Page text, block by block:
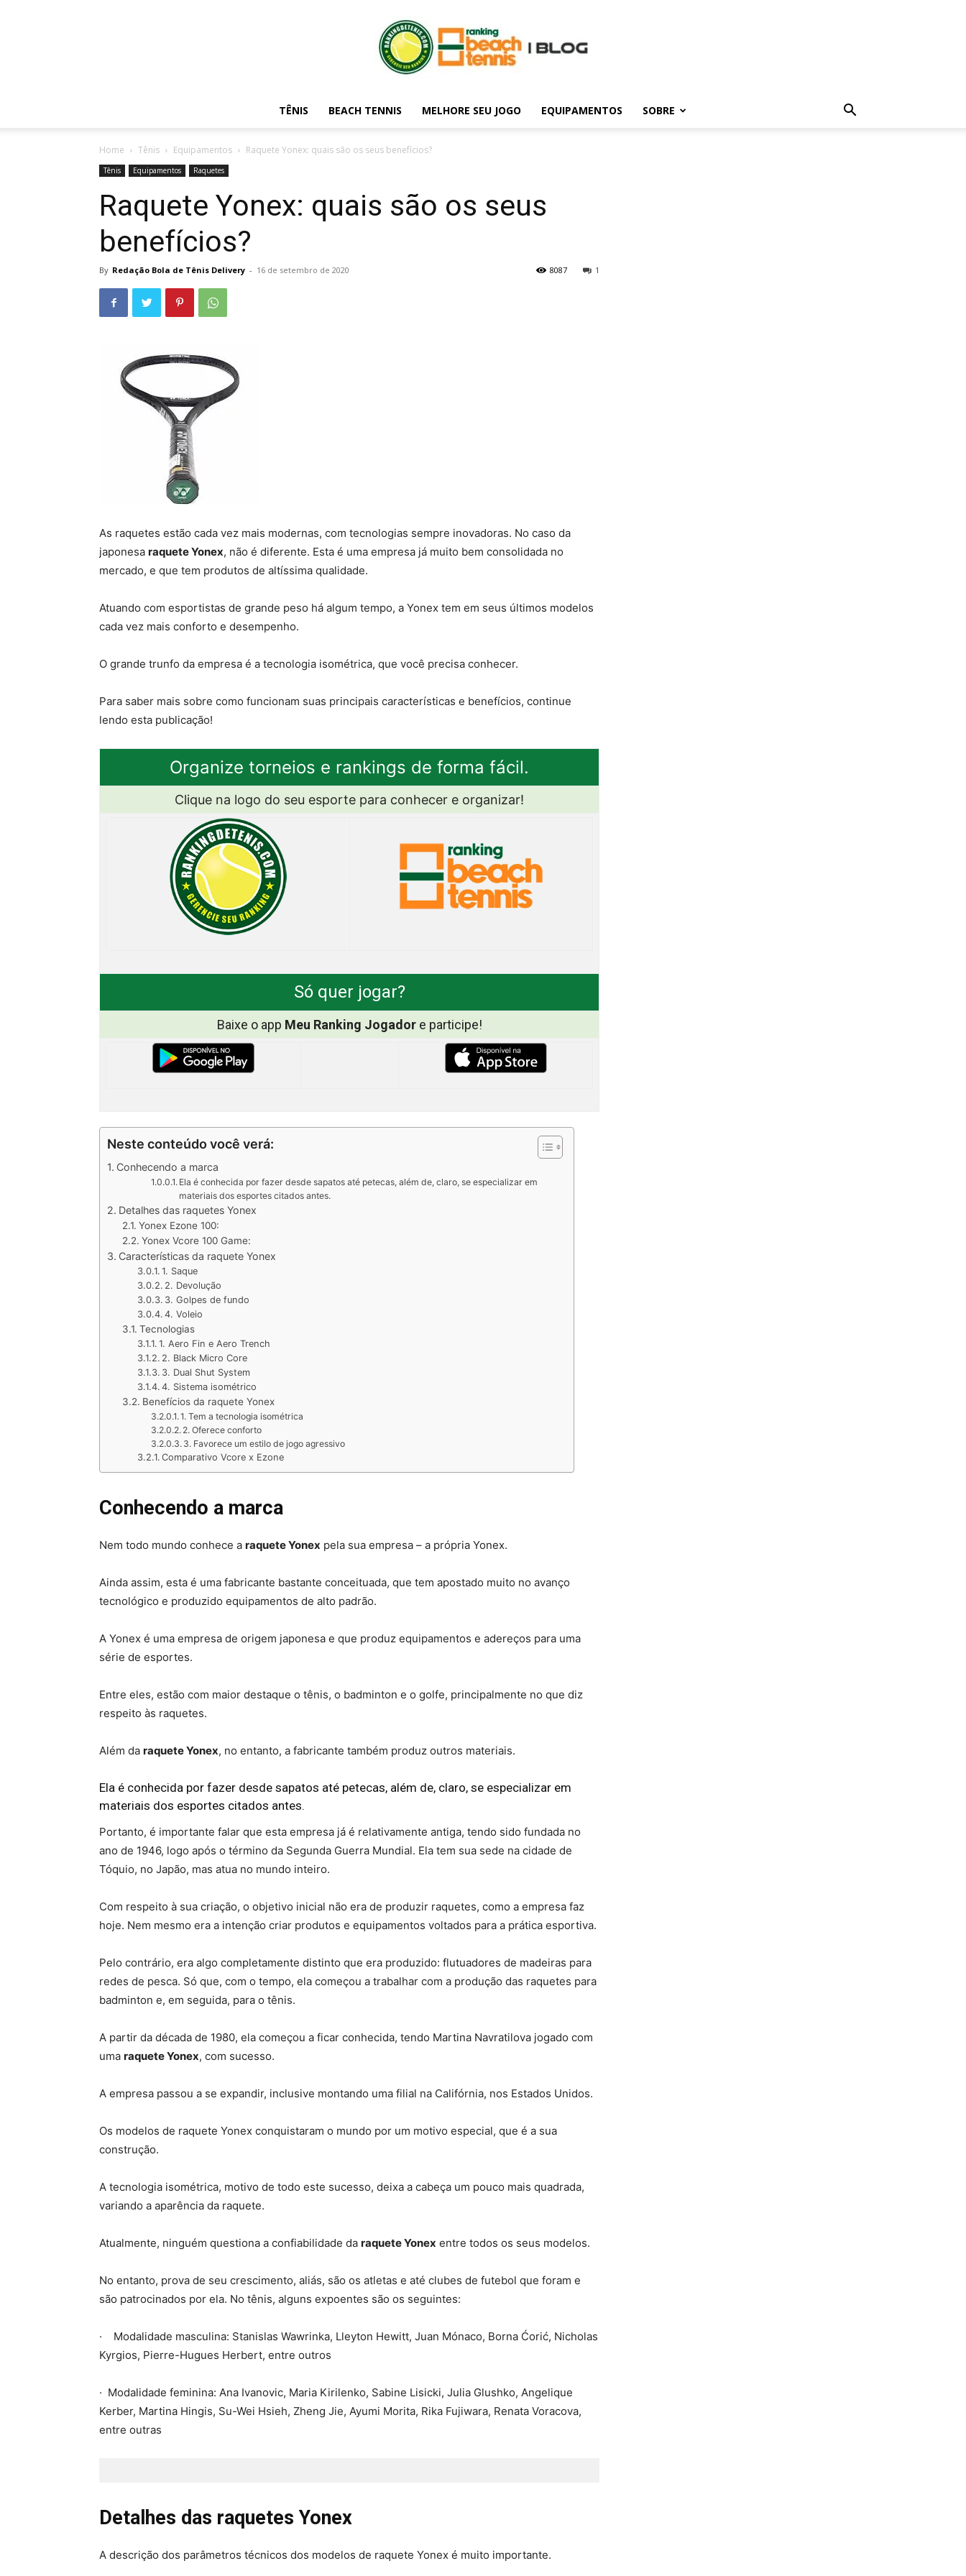
do
TÊNIS BEACH TENNIS MELHORE SEU JOGO EQUIPAMENTOS SOBRE
Home Tênis Equipamentos Raquete Yonex: quais são os seus benefícios?
Tênis Equipamentos Raquetes
Raquete Yonex: quais são os seus
benefícios?
By Redação Bola de Tênis Delivery - 16 de setembro de 2020 1
8087
As raquetes estão cada vez mais modernas, com tecnologias sempre inovadoras. No caso da
japonesa raquete Yonex, não é diferente. Esta é uma empresa já muito bem consolidada no
mercado, e que tem produtos de altíssima qualidade.
Atuando com esportistas de grande peso há algum tempo, a Yonex tem em seus últimos modelos
cada vez mais conforto e desempenho.
O grande trunfo da empresa é a tecnologia isométrica, que você precisa conhecer.
Para saber mais sobre como funcionam suas principais características e benefícios, continue
lendo esta publicação!
Organize torneios e rankings de forma fácil.
Clique na logo do seu esporte para conhecer e organizar!
Só quer jogar?
Baixe o app Meu Ranking Jogadore participe!
Neste conteúdo você verá:
Conhecendo a marca
Ela é conhecida por fazer desde sapatos até petecas, além de, claro, se especializar em
materiais dos esportes citados antes.
Detalhes das raquetes Yonex
Yonex Ezone 100:
Yonex Vcore 100 Game:
Características da raquete Yonex
1. Saque
2. Devolução
3. Golpes de fundo
4. Voleio
Tecnologias
1. Aero Fin e Aero Trench
2. Black Micro Core
3. Dual Shut System
4. Sistema isométrico
Benefícios da raquete Yonex
1. Tem a tecnologia isométrica
2. Oferece conforto
3. Favorece um estilo de jogo agressivo
Comparativo Vcore x Ezone
Conhecendo a marca
Nem todo mundo conhece a raquete Yonex pela sua empresa – a própria Yonex.
Ainda assim, esta é uma fabricante bastante conceituada, que tem apostado muito no avanço
tecnológico e produzido equipamentos de alto padrão.
A Yonex é uma empresa de origem japonesa e que produz equipamentos e adereços para uma
série de esportes.
Entre eles, estão com maior destaque o tênis, o badminton e o golfe, principalmente no que diz
respeito às raquetes.
Além da raquete Yonex, no entanto, a fabricante também produz outros materiais.
Ela é conhecida por fazer desde sapatos até petecas, além de, claro, se especializar em
materiais dos esportes citados antes.
Portanto, é importante falar que esta empresa já é relativamente antiga, tendo sido fundada no
ano de 1946, logo após o término da Segunda Guerra Mundial. Ela tem sua sede na cidade de
Tóquio, no Japão, mas atua no mundo inteiro.
Com respeito à sua criação, o objetivo inicial não era de produzir raquetes, como a empresa faz
hoje. Nem mesmo era a intenção criar produtos e equipamentos voltados para a prática esportiva.
Pelo contrário, era algo completamente distinto que era produzido: flutuadores de madeiras para
redes de pesca. Só que, com o tempo, ela começou a trabalhar com a produção das raquetes para
badminton e, em seguida, para o tênis.
A partir da década de 1980, ela começou a ficar conhecida, tendo Martina Navratilova jogado com
uma raquete Yonex, com sucesso.
A empresa passou a se expandir, inclusive montando uma filial na Califórnia, nos Estados Unidos.
Os modelos de raquete Yonex conquistaram o mundo por um motivo especial, que é a sua
construção.
A tecnologia isométrica, motivo de todo este sucesso, deixa a cabeça um pouco mais quadrada,
variando a aparência da raquete.
Atualmente, ninguém questiona a confiabilidade da raquete Yonex entre todos os seus modelos.
No entanto, prova de seu crescimento, aliás, são os atletas e até clubes de futebol que foram e
são patrocinados por ela. No tênis, alguns expoentes são os seguintes:
· Modalidade masculina: Stanislas Wawrinka, Lleyton Hewitt, Juan Mónaco, Borna Ćorić, Nicholas
Kyrgios, Pierre-Hugues Herbert, entre outros
· Modalidade feminina: Ana Ivanovic, Maria Kirilenko, Sabine Lisicki, Julia Glushko, Angelique
Kerber, Martina Hingis, Su-Wei Hsieh, Zheng Jie, Ayumi Morita, Rika Fujiwara, Renata Voracova,
entre outras
Detalhes das raquetes Yonex
A descrição dos parâmetros técnicos dos modelos de raquete Yonex é muito importante.